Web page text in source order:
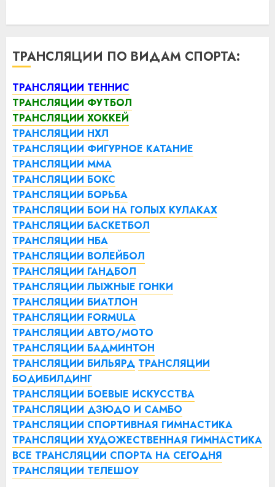
ТРАНСЛЯЦИИ ПО ВИДАМ СПОРТА:
ТРАНСЛЯЦИИ ТЕННИС
ТРАНСЛЯЦИИ ФУТБОЛ
ТРАНСЛЯЦИИ ХОККЕЙ
ТРАНСЛЯЦИИ НХЛ
ТРАНСЛЯЦИИ ФИГУРНОЕ КАТАНИЕ
ТРАНСЛЯЦИИ ММА
ТРАНСЛЯЦИИ БОКС
ТРАНСЛЯЦИИ БОРЬБА
ТРАНСЛЯЦИИ БОИ НА ГОЛЫХ КУЛАКАХ
ТРАНСЛЯЦИИ БАСКЕТБОЛ
ТРАНСЛЯЦИИ НБА
ТРАНСЛЯЦИИ ВОЛЕЙБОЛ
ТРАНСЛЯЦИИ ГАНДБОЛ
ТРАНСЛЯЦИИ ЛЫЖНЫЕ ГОНКИ
ТРАНСЛЯЦИИ БИАТЛОН
ТРАНСЛЯЦИИ FORMULA
ТРАНСЛЯЦИИ АВТО/МОТО
ТРАНСЛЯЦИИ БАДМИНТОН
ТРАНСЛЯЦИИ БИЛЬЯРД ТРАНСЛЯЦИИ
БОДИБИЛДИНГ
ТРАНСЛЯЦИИ БОЕВЫЕ ИСКУССТВА
ТРАНСЛЯЦИИ ДЗЮДО И САМБО
ТРАНСЛЯЦИИ СПОРТИВНАЯ ГИМНАСТИКА
ТРАНСЛЯЦИИ ХУДОЖЕСТВЕННАЯ ГИМНАСТИКА
ВСЕ ТРАНСЛЯЦИИ СПОРТА НА СЕГОДНЯ
ТРАНСЛЯЦИИ ТЕЛЕШОУ